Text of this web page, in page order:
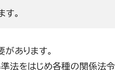
。
あります。
準法をはじめ各種の関係法